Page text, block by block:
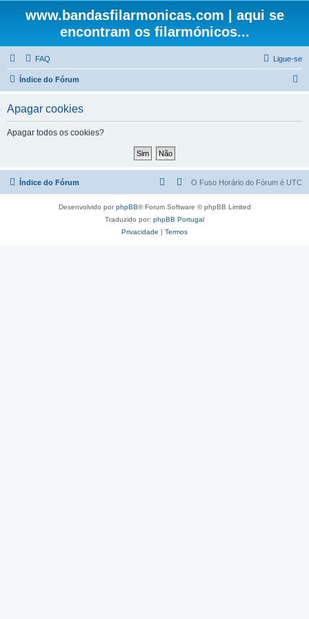
www.bandasfilarmonicas.com | aqui se
encontram os filarmónicos...
FAQ Ligue-se
Índice do Fórum
a
Apagar cookies
Apagar todos os cookies?
Índice do Fórum O Fuso Horário do Fórum é UTC
Desenvolvido porphpBB® Forum Software © phpBB Limited
Traduzido por: phpBB Portugal
Privacidade | Termos